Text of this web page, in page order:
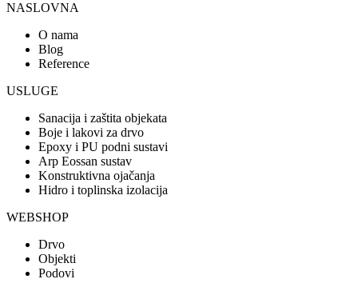
NASLOVNA
O nama
Blog
Reference
USLUGE
Sanacija i zaštita objekata
Boje i lakovi za drvo
Epoxy i PU podni sustavi
Arp Eossan sustav
Konstruktivna ojačanja
Hidro i toplinska izolacija
WEBSHOP
Drvo
Objekti
Podovi